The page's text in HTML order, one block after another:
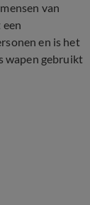
van
en is het
wapen gebruikt